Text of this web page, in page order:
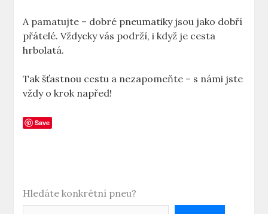
A pamatujte – dobré pneumatiky jsou jako dobří
přátelé. Vždycky vás podrží, i když je cesta
hrbolatá.
Tak šťastnou cestu a nezapomeňte – s námi jste
vždy o krok napřed!
Save
Hledáte konkrétní pneu?